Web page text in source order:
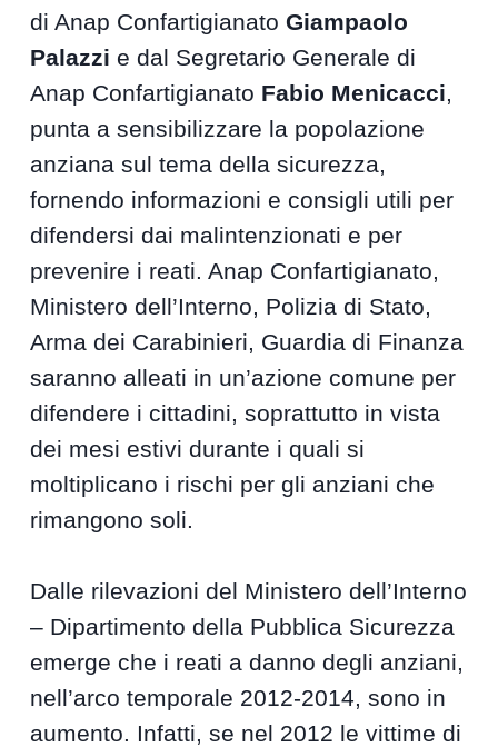
di Anap ConfartigianatoGiampaolo
Palazzi e dal Segretario Generale di
Anap Confartigianato Fabio Menicacci,
punta a sensibilizzare la popolazione
anziana sul tema della sicurezza,
fornendo informazioni e consigli utili per
difendersi dai malintenzionati e per
prevenire i reati. Anap Confartigianato,
Ministero dell’Interno, Polizia di Stato,
Arma dei Carabinieri, Guardia di Finanza
saranno alleati in un’azione comune per
difendere i cittadini, soprattutto in vista
dei mesi estivi durante i quali si
moltiplicano i rischi per gli anziani che
rimangono soli.
Dalle rilevazioni del Ministero dell’Interno
– Dipartimento della Pubblica Sicurezza
emerge che i reati a danno degli anziani,
nell’arco temporale 2012-2014, sono in
aumento. Infatti, se nel 2012 le vittime di